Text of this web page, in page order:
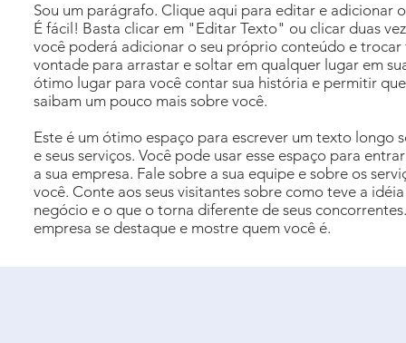
Sou um parágrafo. Clique aqui para editar e adicionar
É fácil! Basta clicar em "Editar Texto" ou clicar duas
você poderá adicionar o seu próprio conteúdo e trocar
vontade para arrastar e soltar em qualquer lugar em
ótimo lugar para você contar sua história e permitir
saibam um pouco mais sobre você.
Este é um ótimo espaço para escrever um texto longo
e seus serviços. Você pode usar esse espaço para
a sua empresa. Fale sobre a sua equipe e sobre os
você. Conte aos seus visitantes sobre como teve a
negócio e o que o torna diferente de seus
empresa se destaque e mostre quem você é.